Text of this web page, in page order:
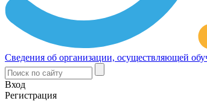
Сведения об организации, осуществляющей
Вход
Регистрация